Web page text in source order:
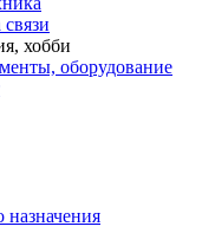
хобби
оборудование